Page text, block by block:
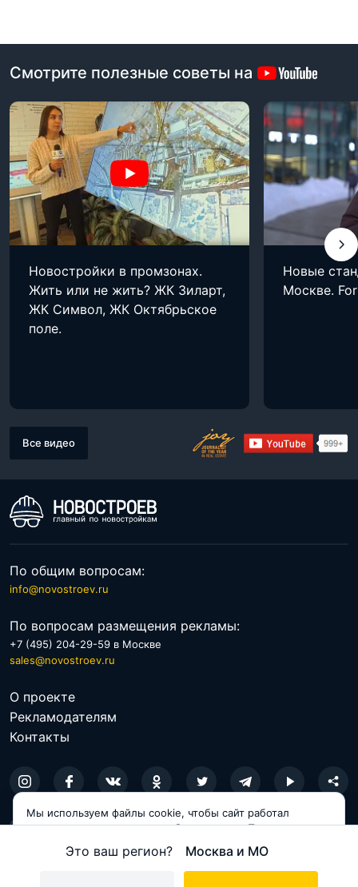
Это ваш регион? Москва и МО
Смотрите полезные советы на
Новостройки в промзонах.
Жить или не жить? ЖК Зиларт,
ЖК Символ, ЖК Октябрьское
поле.
Новые
Москве.
Все видео
По общим вопросам:
info@novostroev.ru
По вопросам размещения рекламы:
+7 (495) 204-29-59 в Москве
sales@novostroev.ru
О проекте
Рекламодателям
Контакты
© 2026 NOVOSTROEV.RU
Политика обработки персональных данных
Мы используем файлы cookie, чтобы сайт работал
корректно и становился удобнее для вас. Продолжая